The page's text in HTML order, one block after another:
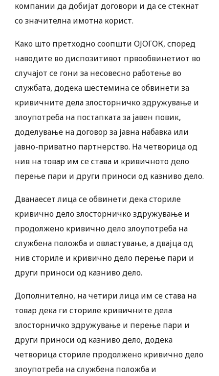
компании да добијат договори и да се стекнат
со значителна имотна корист.
Како што претходно соопшти ОЈОГОК, според
наводите во диспозитивот првообвинетиот во
случајот се гони за несовесно работење во
службата, додека шестемина се обвинети за
кривичните дела злосторничко здружување и
злоупотреба на постапката за јавен повик,
доделување на договор за јавна набавка или
јавно-приватно партнерство. На четворица од
нив на товар им се става и кривичното дело
перење пари и други приноси од казниво дело.
Дванаесет лица се обвинети дека сториле
кривично дело злосторничко здружување и
продолжено кривично дело злоупотреба на
службена положба и овластување, а двајца од
нив сториле и кривично дело перење пари и
други приноси од казниво дело.
Дополнително, на четири лица им се става на
товар дека ги сториле кривичните дела
злосторничко здружување и перење пари и
други приноси од казниво дело, додека
четворица сториле продолжено кривично дело
злоупотреба на службена положба и